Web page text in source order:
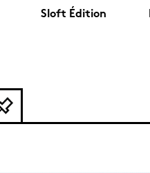
Sloft Édition